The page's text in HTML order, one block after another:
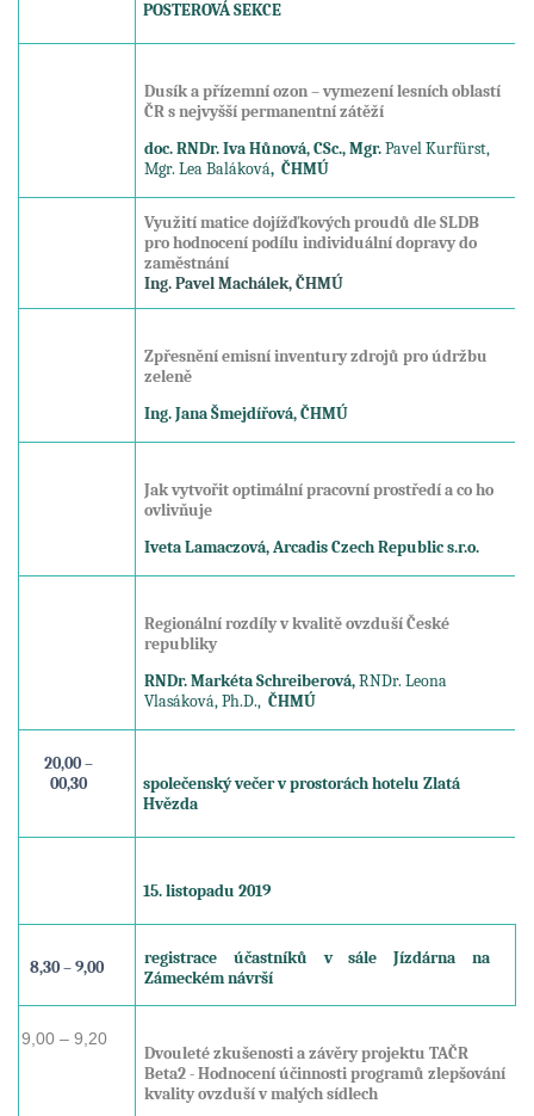
POSTEROVÁ SEKCE
Dusík a přízemní ozon – vymezení lesních oblastí
ČR s nejvyšší permanentní zátěží
doc. RNDr. Iva Hůnová, CSc., Mgr.Pavel Kurfürst,
Mgr. Lea Baláková, ČHMÚ
Využití matice dojížďkových proudů dle SLDB
pro hodnocení podílu individuální dopravy do
zaměstnání
Ing. Pavel Machálek, ČHMÚ
Zpřesnění emisní inventury zdrojů pro údržbu
zeleně
Ing. Jana Šmejdířová, ČHMÚ
Jak vytvořit optimální pracovní prostředí a co ho
ovlivňuje
Iveta Lamaczová, Arcadis Czech Republic s.r.o.
Regionální rozdíly v kvalitě ovzduší České
republiky
RNDr. Markéta Schreiberová,RNDr. Leona
Vlasáková, Ph.D., ČHMÚ
20,00 –
00,30
společenský večer v prostorách hotelu Zlatá
Hvězda
15. listopadu 2019
8,30 – 9,00
registrace účastníků v sále Jízdárna na
Zámeckém návrší
9,00 – 9,20
Dvouleté zkušenosti a závěry projektu TAČR
Beta2 - Hodnocení účinnosti programů zlepšování
kvality ovzduší v malých sídlech